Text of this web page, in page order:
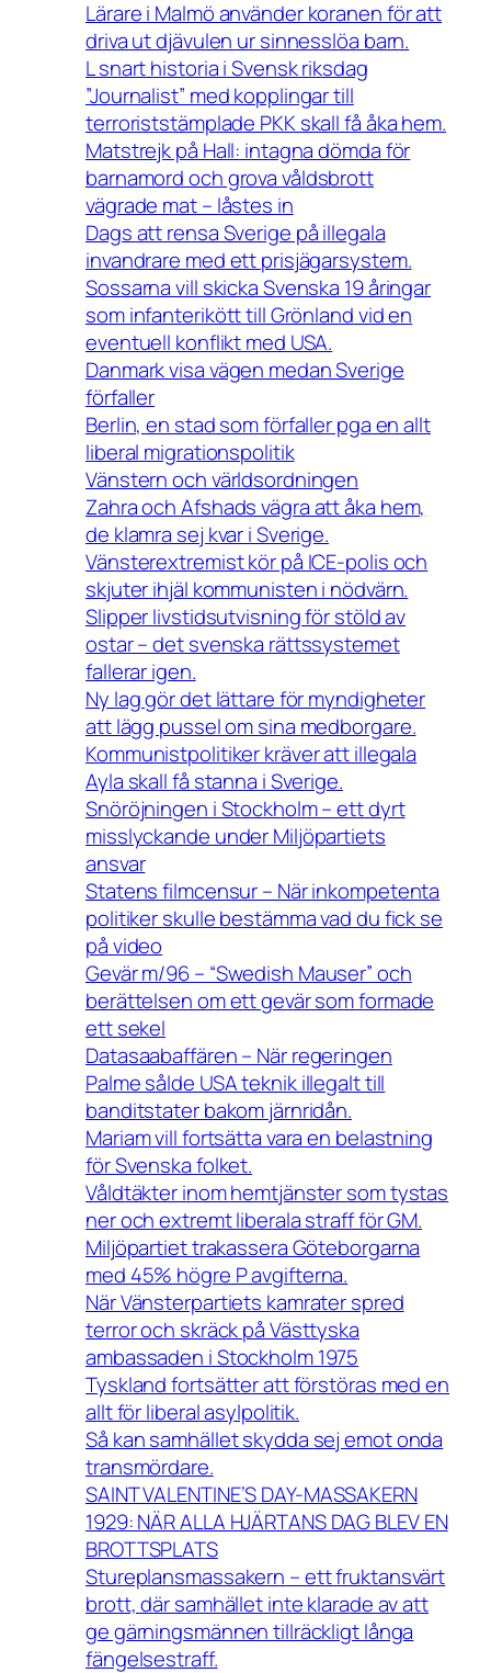
Lärare i Malmö använder koranen för att
driva ut djävulen ur sinnesslöa barn.
L snart historia i Svensk riksdag
”Journalist” med kopplingar till
terroriststämplade PKK skall få åka hem.
Matstrejk på Hall: intagna dömda för
barnamord och grova våldsbrott
vägrade mat – låstes in
Dags att rensa Sverige på illegala
invandrare med ett prisjägarsystem.
Sossarna vill skicka Svenska 19 åringar
som infanterikött till Grönland vid en
eventuell konflikt med USA.
Danmark visa vägen medan Sverige
förfaller
Berlin, en stad som förfaller pga en allt
liberal migrationspolitik
Vänstern och världsordningen
Zahra och Afshads vägra att åka hem,
de klamra sej kvar i Sverige.
Vänsterextremist kör på ICE-polis och
skjuter ihjäl kommunisten i nödvärn.
Slipper livstidsutvisning för stöld av
ostar – det svenska rättssystemet
fallerar igen.
Ny lag gör det lättare för myndigheter
att lägg pussel om sina medborgare.
Kommunistpolitiker kräver att illegala
Ayla skall få stanna i Sverige.
Snöröjningen i Stockholm – ett dyrt
misslyckande under Miljöpartiets
ansvar
Statens filmcensur – När inkompetenta
politiker skulle bestämma vad du fick se
på video
Gevär m/96 – “Swedish Mauser” och
berättelsen om ett gevär som formade
ett sekel
Datasaabaffären – När regeringen
Palme sålde USA teknik illegalt till
banditstater bakom järnridån.
Mariam vill fortsätta vara en belastning
för Svenska folket.
Våldtäkter inom hemtjänster som tystas
ner och extremt liberala straff för GM.
Miljöpartiet trakassera Göteborgarna
med 45% högre P avgifterna.
När Vänsterpartiets kamrater spred
terror och skräck på Västtyska
ambassaden i Stockholm 1975
Tyskland fortsätter att förstöras med en
allt för liberal asylpolitik.
Så kan samhället skydda sej emot onda
transmördare.
SAINT VALENTINE’S DAY-MASSAKERN
1929: NÄR ALLA HJÄRTANS DAG BLEV EN
BROTTSPLATS
Stureplansmassakern – ett fruktansvärt
brott, där samhället inte klarade av att
ge gärningsmännen tillräckligt långa
fängelsestraff.